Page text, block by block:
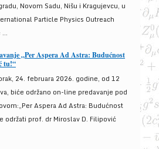
Novom Sadu, Nišu i Kragujevcu, u
Particle Physics Outreach
„Per Aspera Ad Astra: Budućnost
tu!“
24. februara 2026. godine, od 12
biće održano on-line predavanje pod
Aspera Ad Astra: Budućnost
održati prof. dr Miroslav D. Filipović